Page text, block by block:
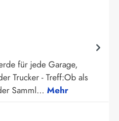
für jede Garage,
Trucker - Treff:Ob als
Samml… Mehr